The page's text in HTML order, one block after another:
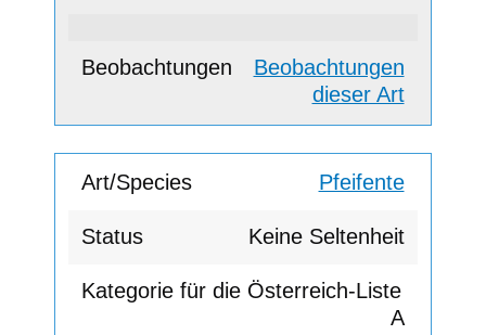
Beobachtungen
dieser Art
Pfeifente
Keine Seltenheit
A